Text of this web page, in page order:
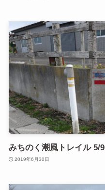
みちのく潮風トレイル 5/9
2019年6月30日